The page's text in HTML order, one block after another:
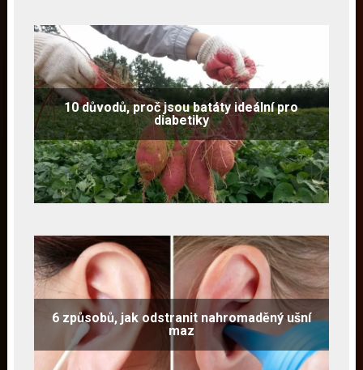
10 důvodů, proč jsou batáty ideální pro
diabetiky
6 způsobů, jak odstranit nahromaděný ušní
maz